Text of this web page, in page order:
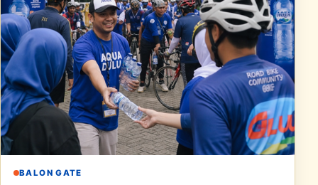
BALON GATE